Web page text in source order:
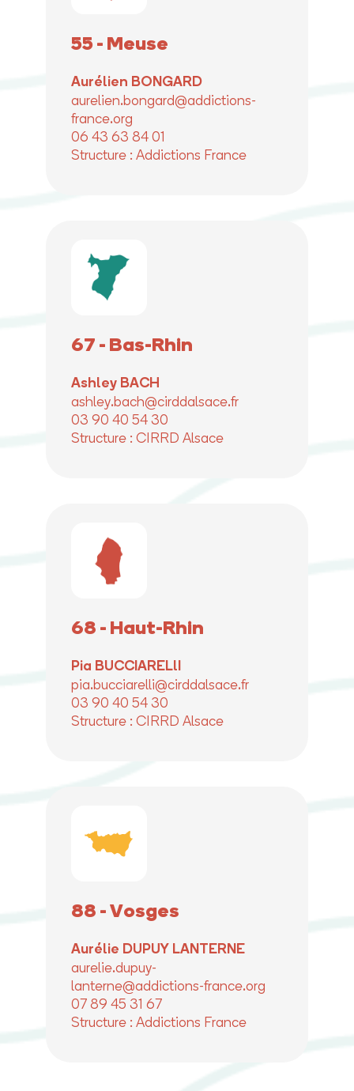
55 - Meuse
Aurélien BONGARD
aurelien.bongard@addictions-
france.org
06 43 63 84 01
Structure : Addictions France
67 - Bas-Rhin
Ashley BACH
ashley.bach@cirddalsace.fr
03 90 40 54 30
Structure : CIRRD Alsace
68 - Haut-Rhin
Pia BUCCIARELlI
pia.bucciarelli@cirddalsace.fr
03 90 40 54 30
Structure : CIRRD Alsace
88 - Vosges
Aurélie DUPUY LANTERNE
aurelie.dupuy-
lanterne@addictions-france.org
07 89 45 31 67
Structure : Addictions France